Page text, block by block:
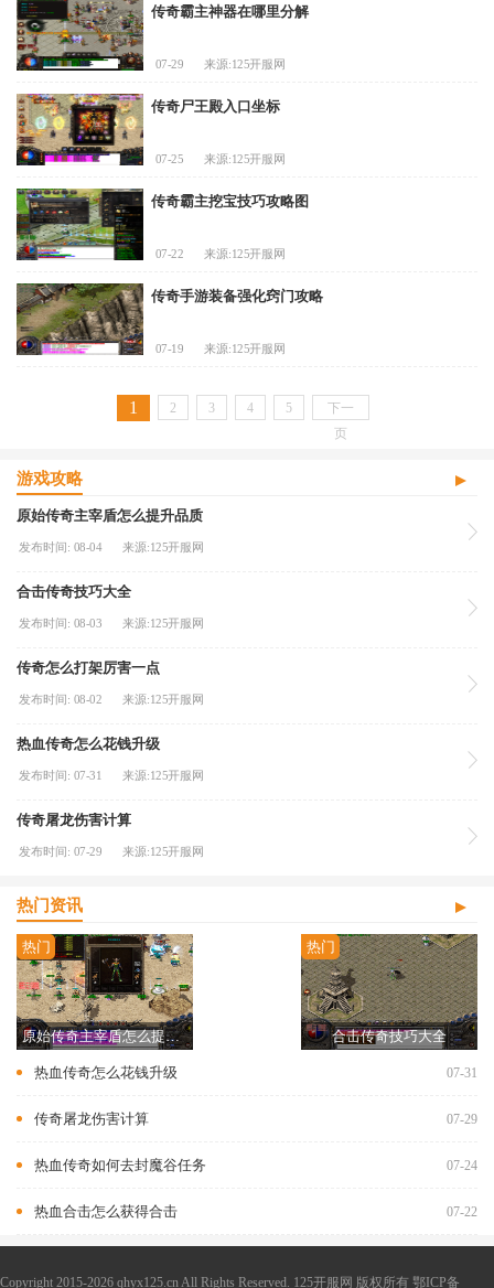
传奇霸主神器在哪里分解
07-29 来源:125开服网
传奇尸王殿入口坐标
07-25 来源:125开服网
传奇霸主挖宝技巧攻略图
07-22 来源:125开服网
传奇手游装备强化窍门攻略
07-19 来源:125开服网
1 2 3 4 5
下一
页
游戏攻略
原始传奇主宰盾怎么提升品质
发布时间: 08-04 来源:125开服网
合击传奇技巧大全
发布时间: 08-03 来源:125开服网
传奇怎么打架厉害一点
发布时间: 08-02 来源:125开服网
热血传奇怎么花钱升级
发布时间: 07-31 来源:125开服网
传奇屠龙伤害计算
发布时间: 07-29 来源:125开服网
热门资讯
原始传奇主宰盾怎么提升品质
热门
合击传奇技巧大全
热门
热血传奇怎么花钱升级 07-31
传奇屠龙伤害计算 07-29
热血传奇如何去封魔谷任务 07-24
热血合击怎么获得合击 07-22
Copyright 2015-2026 qhyx125.cn All Rights Reserved. 125开服网 版权所有 鄂ICP备